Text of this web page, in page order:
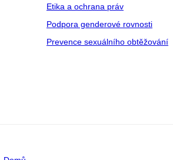
Etika a ochrana práv
Podpora genderové rovnosti
Prevence sexuálního obtěžování